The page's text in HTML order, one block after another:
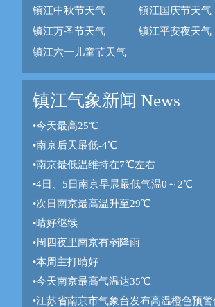
镇江中秋节天气
镇江国庆节天气
镇江万圣节天气
镇江平安夜天气
镇江六一儿童节天气
镇江气象新闻 News
•今天最高25℃
•南京后天最低-4℃
•南京最低温维持在7℃左右
•4日、5日南京早晨最低气温0～2℃
•次日南京最高温升至29℃
•晴好继续
•周四夜里南京有弱降雨
•本周主打晴好
•今天南京最高气温达35℃
•江苏省南京市气象台发布高温橙色预警